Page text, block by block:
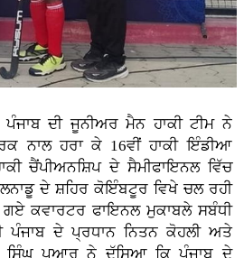
ਦੀ ਜੂਨੀਅਰ ਮੈਨ ਹਾਕੀ ਟੀਮ ਨੇ
ਨਾਲ ਹਰਾ ਕੇ 16ਵੀਂ ਹਾਕੀ ਇੰਡੀਆ
ਚੈਂਪੀਅਨਸ਼ਿਪ ਦੇ ਸੈਮੀਫਾਇਨਲ ਵਿੱਚ
ਦੇ ਸ਼ਹਿਰ ਕੋਇੰਬਟੂਰ ਵਿਖੇ ਚਲ ਰਹੀ
ਕਵਾਰਟਰ ਫਾਇਨਲ ਮੁਕਾਬਲੇ ਸਬੰਧੀ
ਪੰਜਾਬ ਦੇ ਪ੍ਰਧਾਨ ਨਿਤਨ ਕੋਹਲੀ ਅਤੇ
ਸਿੰਘ ਪੁਆਰ ਨੇ ਦੱਸਿਆ ਕਿ ਪੰਜਾਬ ਦੇ